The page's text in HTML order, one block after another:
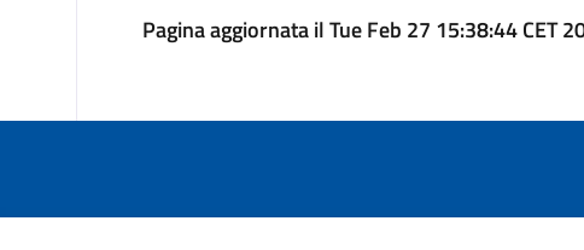
Pagina aggiornata il Tue Feb 27 15:38:44 CET